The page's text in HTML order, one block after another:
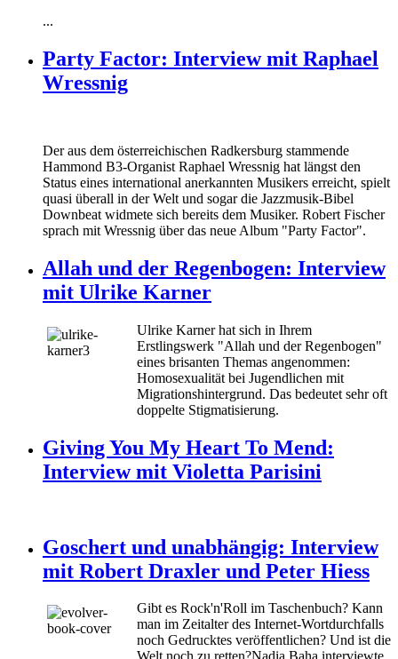
...
Party Factor: Interview mit Raphael
Wressnig
Der aus dem österreichischen Radkersburg stammende
Hammond B3-Organist Raphael Wressnig hat längst den
Status eines international anerkannten Musikers erreicht, spielt
quasi überall in der Welt und sogar die Jazzmusik-Bibel
Downbeat widmete sich bereits dem Musiker. Robert Fischer
sprach mit Wressnig über das neue Album "Party Factor".
Allah und der Regenbogen: Interview
mit Ulrike Karner
Ulrike Karner hat sich in Ihrem
Erstlingswerk "Allah und der Regenbogen"
eines brisanten Themas angenommen:
Homosexualität bei Jugendlichen mit
Migrationshintergrund. Das bedeutet sehr oft
doppelte Stigmatisierung.
Giving You My Heart To Mend:
Interview mit Violetta Parisini
Goschert und unabhängig: Interview
mit Robert Draxler und Peter Hiess
Gibt es Rock'n'Roll im Taschenbuch? Kann
man im Zeitalter des Internet-Wortdurchfalls
noch Gedrucktes veröffentlichen? Und ist die